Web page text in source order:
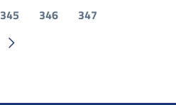
345 346
347
Pagina successiva